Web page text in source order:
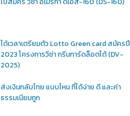
ได้เวลาเตรียมตัว Lotto Green card สมัครปี
2023 โครงการวีซ่า กรีนการ์ดล็อตโต้ (DV-
2025)
ส่งเงินกลับไทย แบบไหน ที่ได้ง่าย ดี และค่า
ธรรมเนียมถูก